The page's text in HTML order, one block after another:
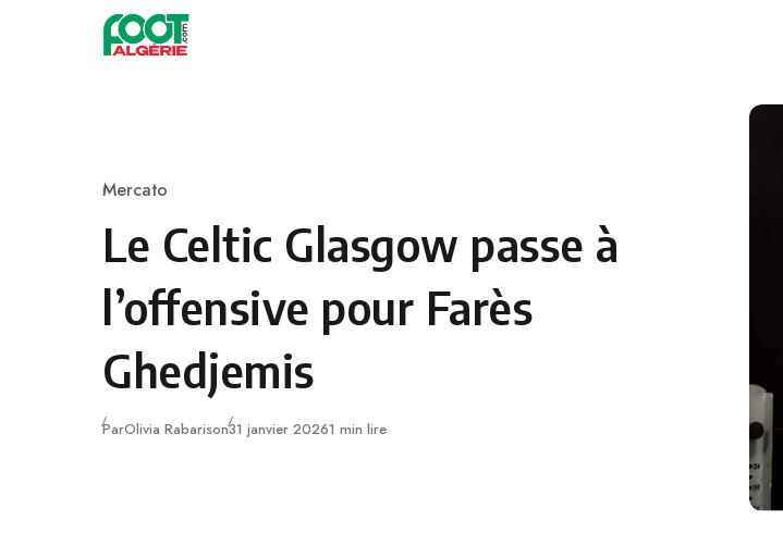
Skip to content
Category
Mercato
Le Celtic Glasgow passe à
l’offensive pour Farès
Ghedjemis
ParOlivia RabarisonPublié
31 janvier 20261 min lire